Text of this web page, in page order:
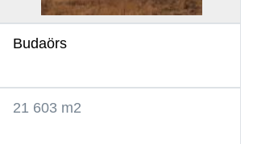
Budaörs
21 603 m2